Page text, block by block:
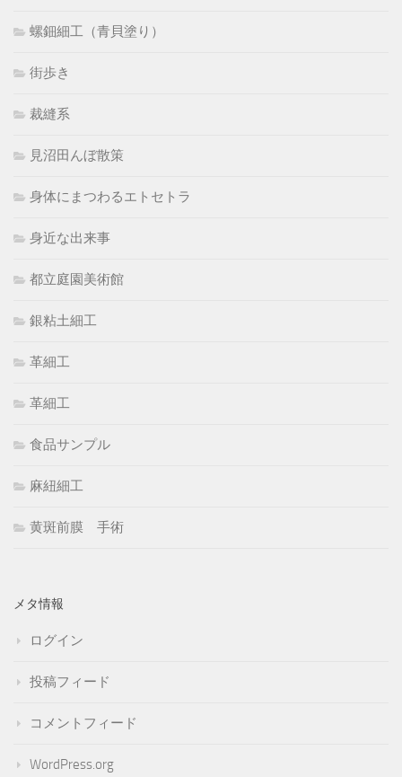
螺鈿細工（青貝塗り）
街歩き
裁縫系
見沼田んぼ散策
身体にまつわるエトセトラ
身近な出来事
都立庭園美術館
銀粘土細工
革細工
革細工
食品サンプル
麻紐細工
黄斑前膜 手術
メタ情報
ログイン
投稿フィード
コメントフィード
WordPress.org